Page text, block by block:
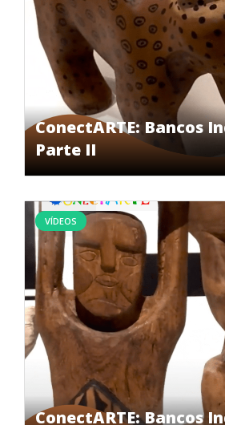
ConectARTE: Bancos
Parte II
ConectARTE: Bancos
VÍDEOS